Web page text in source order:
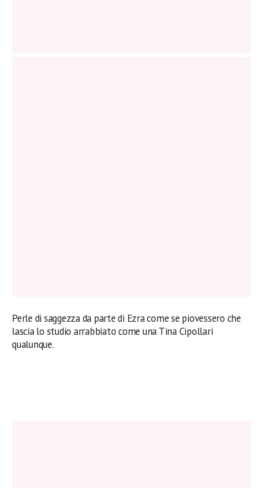
Perle di saggezza da parte di Ezra come se piovessero che
lascia lo studio arrabbiato come una Tina Cipollari
qualunque.